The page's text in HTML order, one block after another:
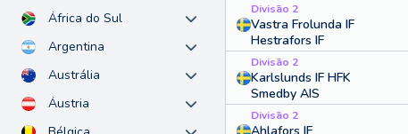
Divisão 2
Vastra Frolunda IF
Hestrafors IF
Divisão 2
Karlslunds IF HFK
Smedby AIS
Divisão 2
Ahlafors IF
África do Sul
Argentina
Austrália
Áustria